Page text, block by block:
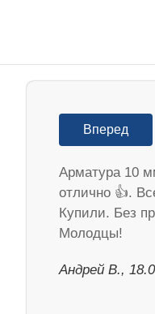
Вперед
Арматура 10
отлично 👍.
Купили. Без
Молодцы!
Андрей В.,